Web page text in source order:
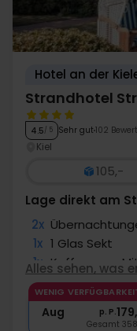
Hotel an der
Strandhotel
4.5/ 5 Sehr gut 102
Kiel
105,-
Lage direkt am
2x
1x 1 Glas Sekt
1x Kaffee zum
1x Nutzung
∞ Gratis
Alles sehen, was
WENIG
Aug p. P.
Gesamt